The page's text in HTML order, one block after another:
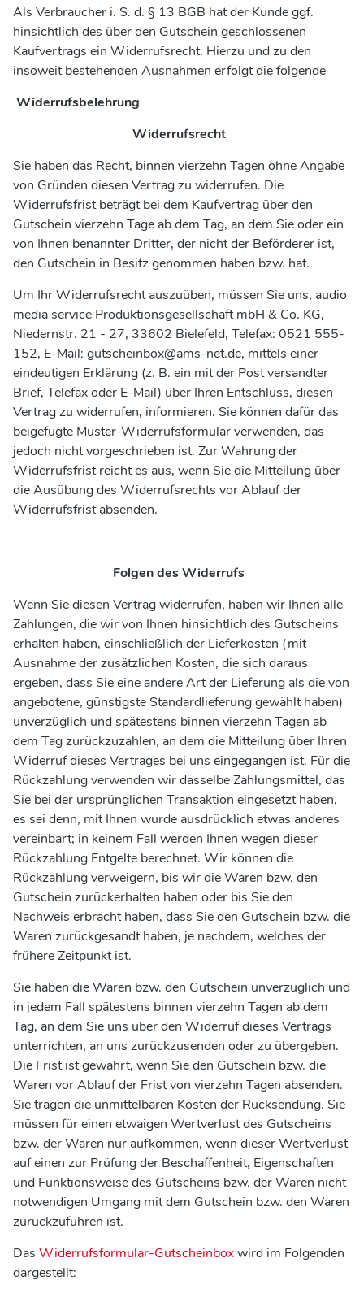
Als Verbraucher i. S. d. § 13 BGB hat der Kunde ggf.
hinsichtlich des über den Gutschein geschlossenen
Kaufvertrags ein Widerrufsrecht. Hierzu und zu den
insoweit bestehenden Ausnahmen erfolgt die folgende
Widerrufsbelehrung
Widerrufsrecht
Sie haben das Recht, binnen vierzehn Tagen ohne Angabe
von Gründen diesen Vertrag zu widerrufen. Die
Widerrufsfrist beträgt bei dem Kaufvertrag über den
Gutschein vierzehn Tage ab dem Tag, an dem Sie oder ein
von Ihnen benannter Dritter, der nicht der Beförderer ist,
den Gutschein in Besitz genommen haben bzw. hat.
Um Ihr Widerrufsrecht auszuüben, müssen Sie uns, audio
media service Produktionsgesellschaft mbH & Co. KG,
Niedernstr. 21 - 27, 33602 Bielefeld, Telefax: 0521 555-
152, E-Mail: gutscheinbox@ams-net.de, mittels einer
eindeutigen Erklärung (z. B. ein mit der Post versandter
Brief, Telefax oder E-Mail) über Ihren Entschluss, diesen
Vertrag zu widerrufen, informieren. Sie können dafür das
beigefügte Muster-Widerrufsformular verwenden, das
jedoch nicht vorgeschrieben ist. Zur Wahrung der
Widerrufsfrist reicht es aus, wenn Sie die Mitteilung über
die Ausübung des Widerrufsrechts vor Ablauf der
Widerrufsfrist absenden.
Folgen des Widerrufs
Wenn Sie diesen Vertrag widerrufen, haben wir Ihnen alle
Zahlungen, die wir von Ihnen hinsichtlich des Gutscheins
erhalten haben, einschließlich der Lieferkosten (mit
Ausnahme der zusätzlichen Kosten, die sich daraus
ergeben, dass Sie eine andere Art der Lieferung als die von
angebotene, günstigste Standardlieferung gewählt haben)
unverzüglich und spätestens binnen vierzehn Tagen ab
dem Tag zurückzuzahlen, an dem die Mitteilung über Ihren
Widerruf dieses Vertrages bei uns eingegangen ist. Für die
Rückzahlung verwenden wir dasselbe Zahlungsmittel, das
Sie bei der ursprünglichen Transaktion eingesetzt haben,
es sei denn, mit Ihnen wurde ausdrücklich etwas anderes
vereinbart; in keinem Fall werden Ihnen wegen dieser
Rückzahlung Entgelte berechnet. Wir können die
Rückzahlung verweigern, bis wir die Waren bzw. den
Gutschein zurückerhalten haben oder bis Sie den
Nachweis erbracht haben, dass Sie den Gutschein bzw. die
Waren zurückgesandt haben, je nachdem, welches der
frühere Zeitpunkt ist.
Sie haben die Waren bzw. den Gutschein unverzüglich und
in jedem Fall spätestens binnen vierzehn Tagen ab dem
Tag, an dem Sie uns über den Widerruf dieses Vertrags
unterrichten, an uns zurückzusenden oder zu übergeben.
Die Frist ist gewahrt, wenn Sie den Gutschein bzw. die
Waren vor Ablauf der Frist von vierzehn Tagen absenden.
Sie tragen die unmittelbaren Kosten der Rücksendung. Sie
müssen für einen etwaigen Wertverlust des Gutscheins
bzw. der Waren nur aufkommen, wenn dieser Wertverlust
auf einen zur Prüfung der Beschaffenheit, Eigenschaften
und Funktionsweise des Gutscheins bzw. der Waren nicht
notwendigen Umgang mit dem Gutschein bzw. den Waren
zurückzuführen ist.
Das Widerrufsformular-Gutscheinboxwird im Folgenden
dargestellt: